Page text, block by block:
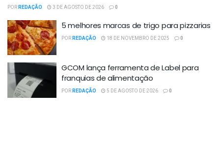
PORREDAÇÃO 3 DE AGOSTO DE 2026 0
5 melhores marcas de trigo para pizzarias
PORREDAÇÃO 18 DE NOVEMBRO DE 2025 0
GCOM lança ferramenta de Label para
franquias de alimentação
PORREDAÇÃO 5 DE AGOSTO DE 2026 0